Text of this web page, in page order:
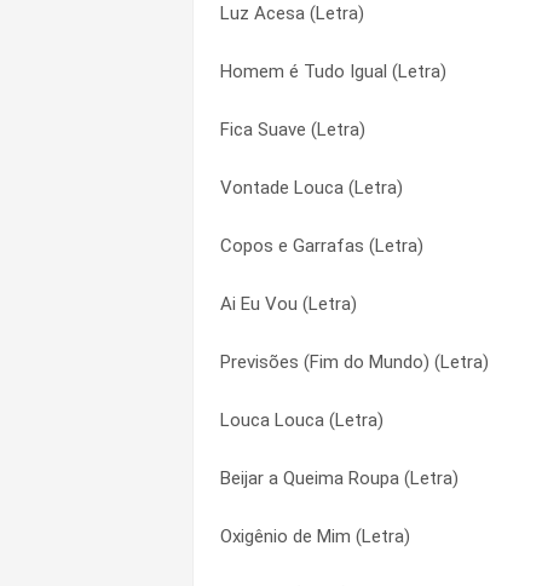
Luz Acesa (Letra)
Homem é Tudo Igual (Letra)
Fica Suave (Letra)
Vontade Louca (Letra)
Copos e Garrafas (Letra)
Ai Eu Vou (Letra)
Previsões (Fim do Mundo) (Letra)
Louca Louca (Letra)
Beijar a Queima Roupa (Letra)
Oxigênio de Mim (Letra)
Moleque Danado (Letra)
Llanto Agradecido (Letra)
Interrogações (Letra)
Hoje o Limite É o Céu (Letra)
Fobia (Letra)
De Uns Tempos Aí (Letra)
Copos e Garrafas (Letra)
Conquistador Malandro (Letra)
Comigo É Assim Lapada Lapada (Letra)
Calma Amor (Letra)
Luz Acesa (Letra)
Minha Sina (Letra)
Moleque Danado (Letra)
Mozão (Letra)
Muié (Letra)
Mulher Não Trai (Letra)
Musa Da Praia (Letra)
Na Horizontal (Letra)
Não Pode Parar (Letra)
Nem Te Conto (Letra)